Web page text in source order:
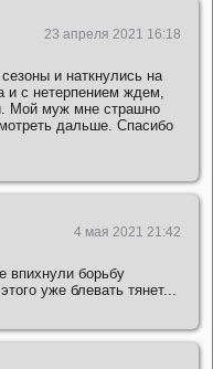
23 апреля 2021 16:18
и наткнулись на
и с нетерпением ждем,
Мой муж мне страшно
дальше. Спасибо
4 мая 2021 21:42
впихнули борьбу
уже блевать тянет...